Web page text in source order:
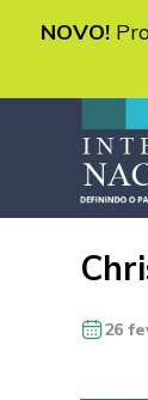
NOVO!
26